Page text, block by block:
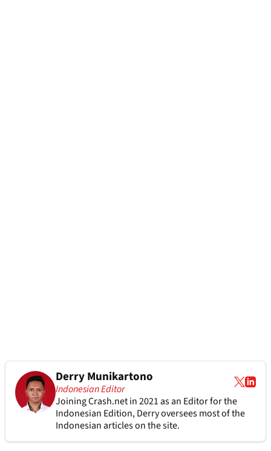
Derry Munikartono
Indonesian Editor
Joining Crash.net in 2021 as an Editor for the
Indonesian Edition, Derry oversees most of the
Indonesian articles on the site.